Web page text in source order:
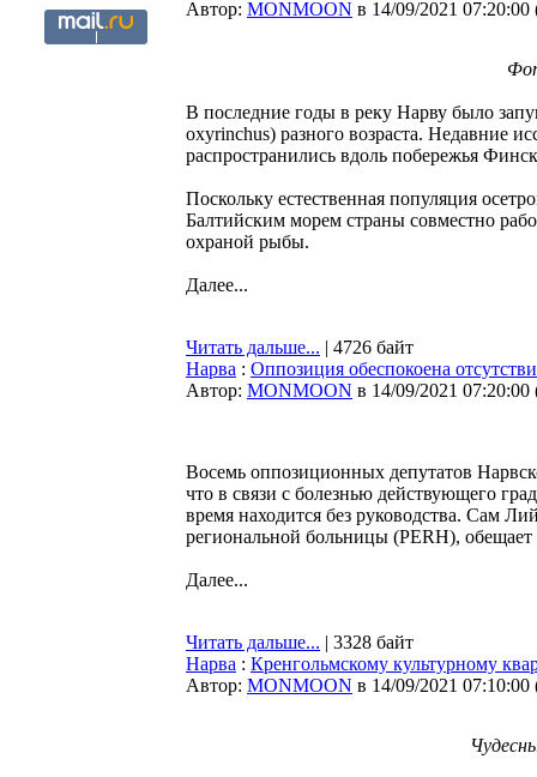
Автор: MONMOON в 14/09/2021 07:20:00
В последние годы в реку Нарву было
oxyrinchus) разного возраста. Недавние
распространились вдоль побережья
Поскольку естественная популяция
Балтийским морем страны совместно
охраной рыбы.
Далее...
Читать дальше... | 4726 байт
Нарва : Оппозиция обеспокоена
Автор: MONMOON в 14/09/2021 07:20:00
Восемь оппозиционных депутатов
что в связи с болезнью действующего
время находится без руководства. Сам
региональной больницы (PERH), обещает
Далее...
Читать дальше... | 3328 байт
Нарва : Кренгольмскому культурному
Автор: MONMOON в 14/09/2021 07:10:00